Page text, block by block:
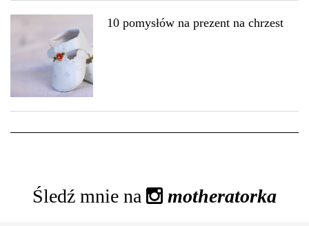
10 pomysłów na prezent na chrzest
Śledź mnie na motheratorka